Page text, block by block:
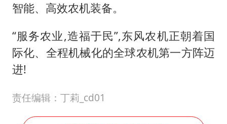
智能、高效农机装备。
“服务农业,造福于民”,东风农机正朝着国
际化、全程机械化的全球农机第一方阵迈
进!
责任编辑：丁莉_cd01